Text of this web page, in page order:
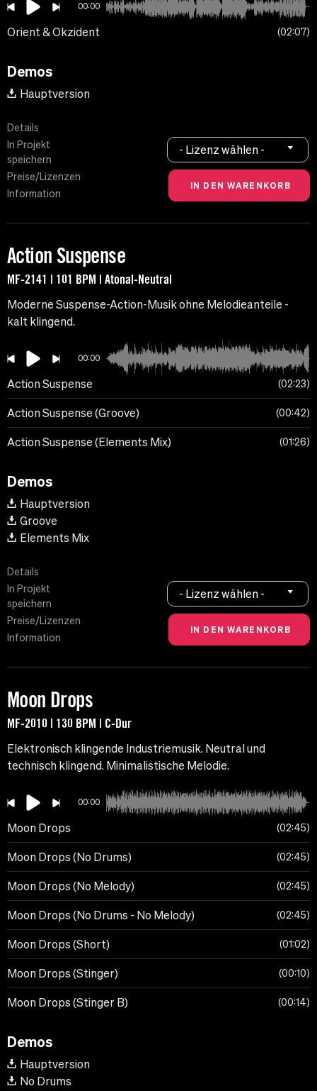
00:00
Orient & Okzident 02:07
Demos
Hauptversion
Details
In Projekt
speichern
Preise/Lizenzen
Information
- Lizenz wählen -
Action Suspense
MF-2141 | 101 BPM | Atonal-Neutral
Moderne Suspense-Action-Musik ohne Melodieanteile -
kalt klingend.
00:00
Action Suspense 02:23
Action Suspense (Groove) 00:42
Action Suspense (Elements Mix) 01:26
Demos
Hauptversion
Groove
Elements Mix
Details
In Projekt
speichern
Preise/Lizenzen
Information
- Lizenz wählen -
Moon Drops
MF-2010 | 130 BPM | C-Dur
Elektronisch klingende Industriemusik. Neutral und
technisch klingend. Minimalistische Melodie.
00:00
Moon Drops 02:45
Moon Drops (No Drums) 02:45
Moon Drops (No Melody) 02:45
Moon Drops (No Drums - No Melody) 02:45
Moon Drops (Short) 01:02
Moon Drops (Stinger) 00:10
Moon Drops (Stinger B) 00:14
Demos
Hauptversion
No Drums